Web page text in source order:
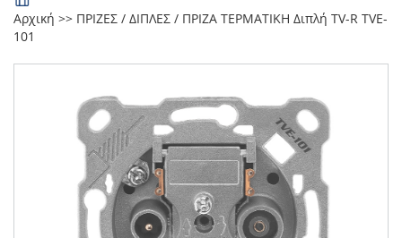
Αρχική >> ΠΡΙΖΕΣ / ΔΙΠΛΕΣ / ΠΡΙΖΑ ΤΕΡΜΑΤΙΚΗ Διπλή TV-R TVE-
101